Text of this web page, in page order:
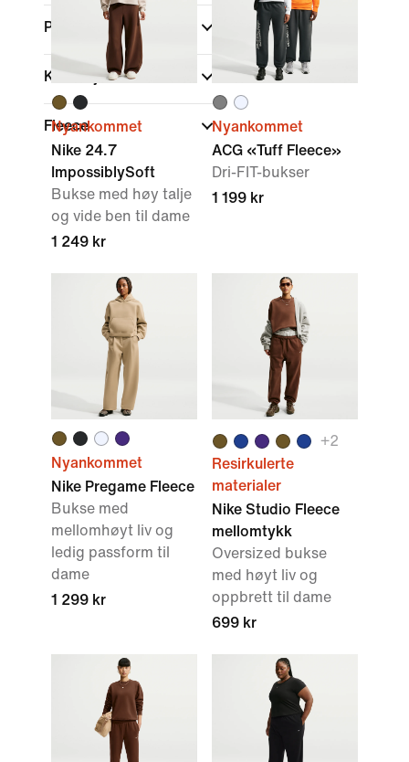
Passform
Kolleksjoner
Fleece
Nyankommet
Nike 24.7
ImpossiblySoft
Bukse med høy talje
og vide ben til dame
1 249 kr
Nyankommet
ACG «Tuff Fleece»
Dri-FIT-bukser
1 199 kr
Nyankommet
Nike Pregame Fleece
Bukse med
mellomhøyt liv og
ledig passform til
dame
1 299 kr
+2
Resirkulerte
materialer
Nike Studio Fleece
mellomtykk
Oversized bukse
med høyt liv og
oppbrett til dame
699 kr